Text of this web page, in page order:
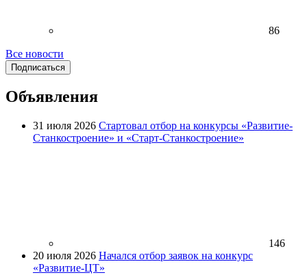
86
Все новости
Подписаться
Объявления
31 июля 2026 Стартовал отбор на конкурсы «Развитие-
Станкостроение» и «Старт-Станкостроение»
146
20 июля 2026 Начался отбор заявок на конкурс
«Развитие-ЦТ»